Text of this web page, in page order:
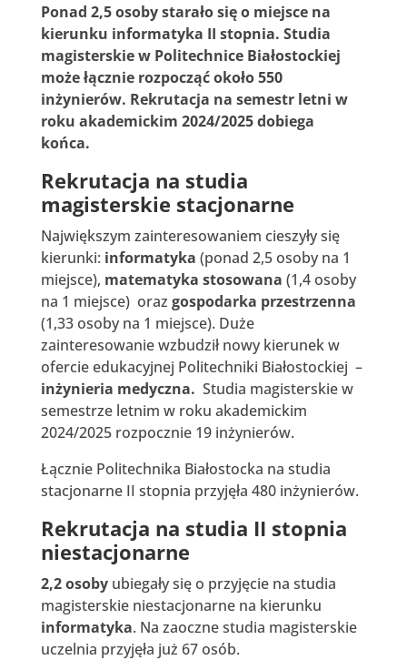
Ponad 2,5 osoby starało się o miejsce na
kierunku informatyka II stopnia. Studia
magisterskie w Politechnice Białostockiej
może łącznie rozpocząć około 550
inżynierów. Rekrutacja na semestr letni w
roku akademickim 2024/2025 dobiega
końca.
Rekrutacja na studia
magisterskie stacjonarne
Największym zainteresowaniem cieszyły się
kierunki: informatyka (ponad 2,5 osoby na 1
miejsce), matematyka stosowana (1,4 osoby
na 1 miejsce) oraz gospodarka przestrzenna
(1,33 osoby na 1 miejsce). Duże
zainteresowanie wzbudził nowy kierunek w
ofercie edukacyjnej Politechniki Białostockiej –
inżynieria medyczna. Studia magisterskie w
semestrze letnim w roku akademickim
2024/2025 rozpocznie 19 inżynierów.
Łącznie Politechnika Białostocka na studia
stacjonarne II stopnia przyjęła 480 inżynierów.
Rekrutacja na studia II stopnia
niestacjonarne
2,2 osobyubiegały się o przyjęcie na studia
magisterskie niestacjonarne na kierunku
informatyka. Na zaoczne studia magisterskie
uczelnia przyjęła już 67 osób.